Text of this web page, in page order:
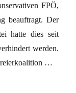
FPÖ,
beauftragt. Der
hatte dies seit
werden.
…
Kurswechsel“